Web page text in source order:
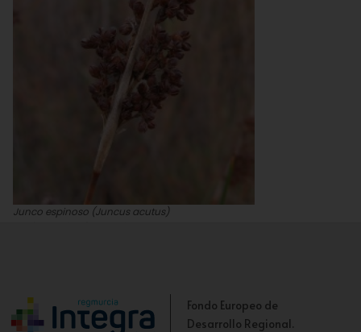
Junco espinoso (Juncus acutus)
Fondo Europeo de
Desarrollo Regional.